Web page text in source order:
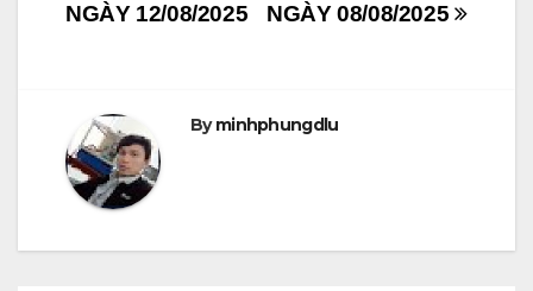
NGÀY 08/08/2025
NGÀY 12/08/2025
Byminhphungdlu